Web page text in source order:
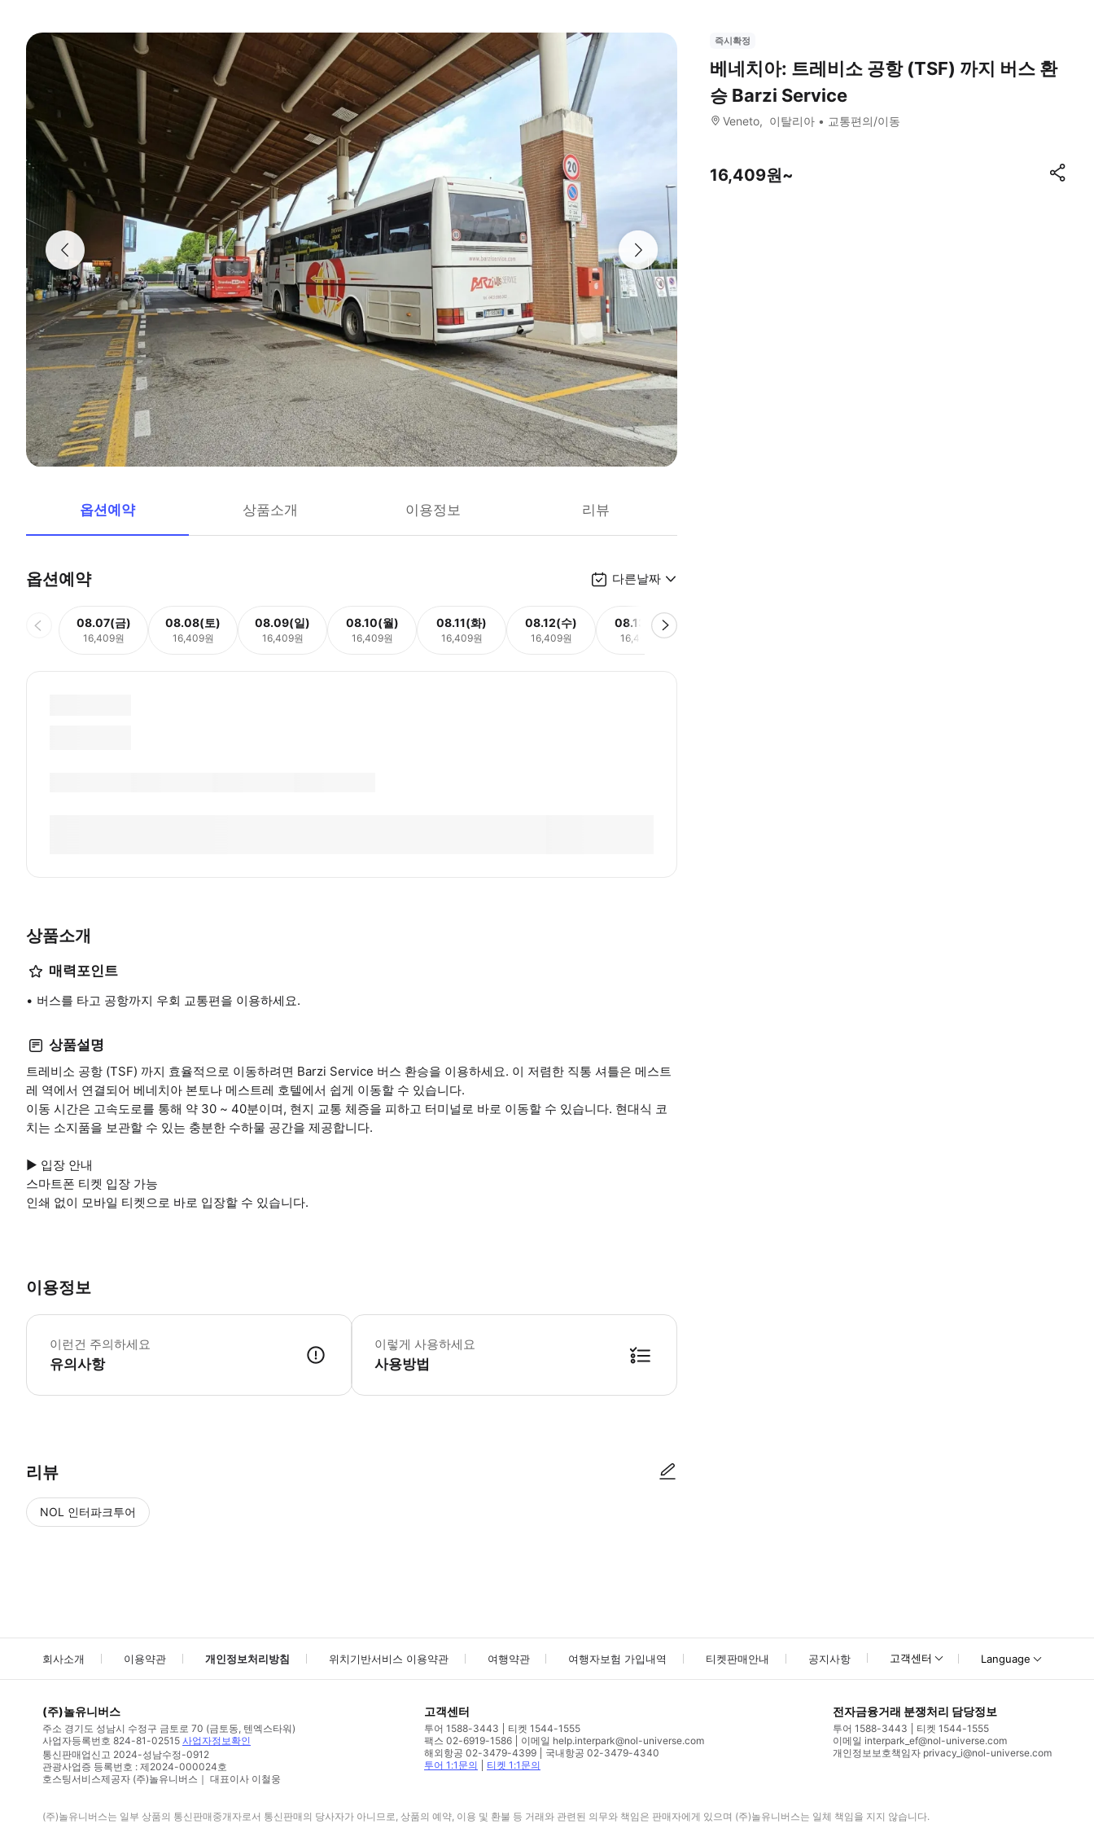
옵션예약 상품소개 이용정보 리뷰
옵션예약 다른날짜
08.07(금)
16,409원
08.08(토)
16,409원
08.09(일)
16,409원
08.10(월)
16,409원
08.11(화)
16,409원
08.12(수)
16,409원
08.13(목)
16,409원
상품소개
매력포인트
버스를 타고 공항까지 우회 교통편을 이용하세요.
상품설명
트레비소 공항 (TSF) 까지 효율적으로 이동하려면 Barzi Service 버스 환승을 이용하세요. 이 저렴한 직통 셔틀은 메스트
레 역에서 연결되어 베네치아 본토나 메스트레 호텔에서 쉽게 이동할 수 있습니다.
이동 시간은 고속도로를 통해 약 30 ~ 40분이며, 현지 교통 체증을 피하고 터미널로 바로 이동할 수 있습니다. 현대식 코
치는 소지품을 보관할 수 있는 충분한 수하물 공간을 제공합니다.
▶ 입장 안내
스마트폰 티켓 입장 가능
인쇄 없이 모바일 티켓으로 바로 입장할 수 있습니다.
이용정보
이런건 주의하세요
유의사항
▶ 꼭 알아두세요 성인 1명과 함께 여행하는 0 ~ 10세 어린이 최대 3명에게 무료입니다. 요금이 부과되지 않더라도 어린이 한 명당 티켓을 예약해야 합니다.
이렇게 사용하세요
사용방법
리뷰
NOL 인터파크투어
즉시확정
베네치아: 트레비소 공항 (TSF) 까지 버스 환
승 Barzi Service
Veneto 이탈리아 교통편의/이동
16,409원~
회사소개 이용약관 개인정보처리방침 위치기반서비스 이용약관 여행약관 여행자보험 가입내역 티켓판매안내 공지사항 고객센터 Language
(주)놀유니버스
주소 경기도 성남시 수정구 금토로 70 (금토동, 텐엑스타워)
사업자등록번호 824-81-02515 사업자정보확인
통신판매업신고 2024-성남수정-0912
관광사업증 등록번호 : 제2024-000024호
호스팅서비스제공자 (주)놀유니버스｜ 대표이사 이철웅
고객센터
투어 1588-3443
티켓 1544-1555
팩스 02-6919-1586
이메일 help.interpark@nol-universe.com
해외항공 02-3479-4399
국내항공 02-3479-4340
투어 1:1문의
티켓 1:1문의
전자금융거래 분쟁처리 담당정보
투어 1588-3443
티켓 1544-1555
이메일 interpark_ef@nol-universe.com
개인정보보호책임자 privacy_i@nol-universe.com
(주)놀유니버스는 일부 상품의 통신판매중개자로서 통신판매의 당사자가 아니므로, 상품의 예약, 이용 및 환불 등 거래와 관련된 의무와 책임은 판매자에게 있으며 (주)놀유니버스는 일체 책임을 지지 않습니다.